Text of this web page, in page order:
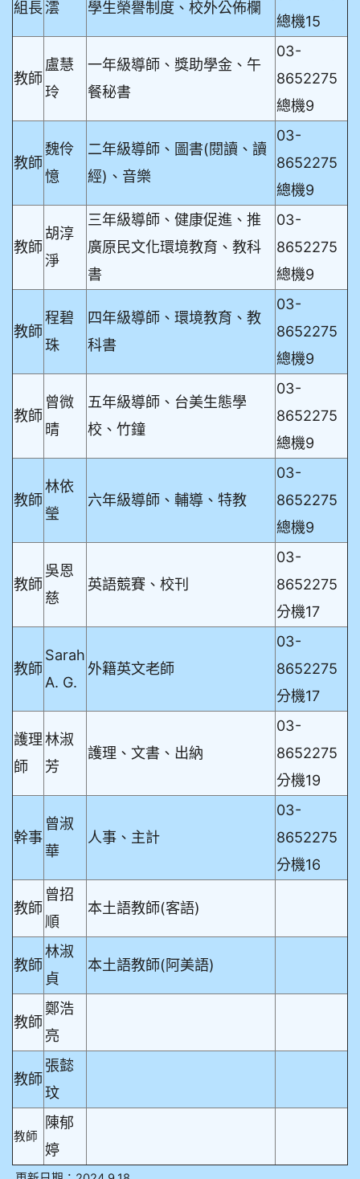
組長澐
學生榮譽制度、校外公佈欄
總機15
教師
盧慧
玲
一年級導師、獎助學金、午
餐秘書
03-
8652275
總機9
教師
魏伶
憶
二年級導師、圖書(閱讀、讀
經)、音樂
03-
8652275
總機9
教師
胡淳
淨
三年級導師、健康促進、推
廣原民文化環境教育、教科
書
03-
8652275
總機9
教師
程碧
珠
四年級導師、環境教育、教
科書
03-
8652275
總機9
教師
曾微
晴
五年級導師、台美生態學
校、竹鐘
03-
8652275
總機9
教師
林依
瑩
六年級導師、輔導、特教
03-
8652275
總機9
教師
吳恩
慈
英語競賽、校刊
03-
8652275
分機17
教師
Sarah
A. G.
外籍英文老師
03-
8652275
分機17
護理
師
林淑
芳
護理、文書、出納
03-
8652275
分機19
幹事
曾淑
華
人事、主計
03-
8652275
分機16
教師
曾招
順
本土語教師(客語)
教師
林淑
貞
本土語教師(阿美語)
教師
鄭浩
亮
教師
張懿
玟
教師
陳郁
婷